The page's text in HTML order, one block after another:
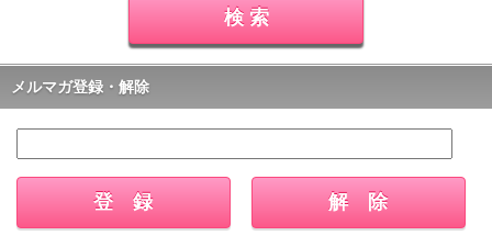
メルマガ登録・解除